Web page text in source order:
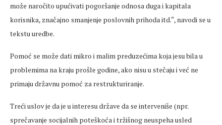
može naročito upućivati pogoršanje odnosa duga i kapitala
korisnika, značajno smanjenje poslovnih prihoda itd.“, navodi se u
tekstu uredbe.
Pomoć se može dati mikro i malim preduzećima koja jesu bila u
problemima na kraju prošle godine, ako nisu u stečaju i već ne
primaju državnu pomoć za restrukturiranje.
Treći uslov je da je u interesu države da se interveniše (npr.
sprečavanje socijalnih poteškoća i tržišnog neuspeha usled